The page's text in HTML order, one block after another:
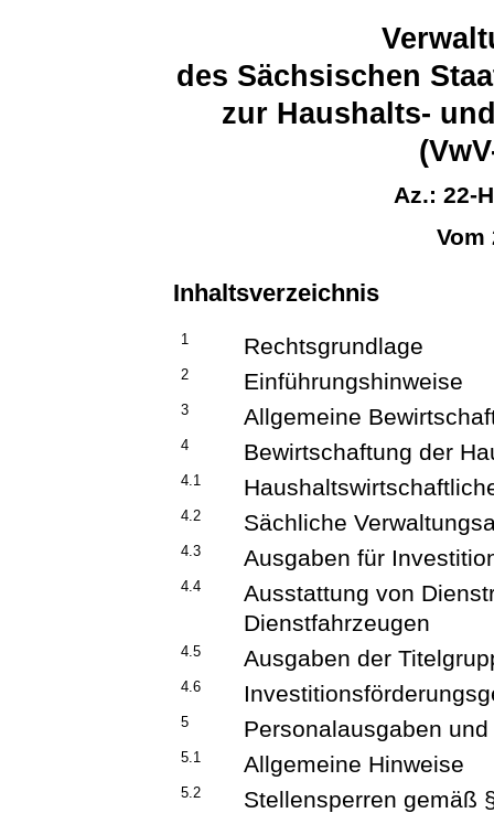
des Sächsischen
zur Haushalts-
Az.: 22-
Vom
Inhaltsverzeichnis
1 Rechtsgrundlage
2 Einführungshinweise
3 Allgemeine
4 Bewirtschaftung der
4.1
4.2 Sächliche
4.3 Ausgaben für
4.4
Ausstattung von
Dienstfahrzeugen
4.5 Ausgaben der
4.6
5 Personalausgaben
5.1 Allgemeine Hinweise
5.2 Stellensperren gemäß